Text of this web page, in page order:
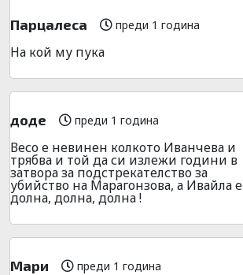
Парцалеса преди 1 година
На кой му пука
доде преди 1 година
Весо е невинен колкото Иванчева и
трябва и той да си излежи години в
затвора за подстрекателство за
убийство на Марагонзова, а Ивайла е
долна, долна, долна !
Мари преди 1 година